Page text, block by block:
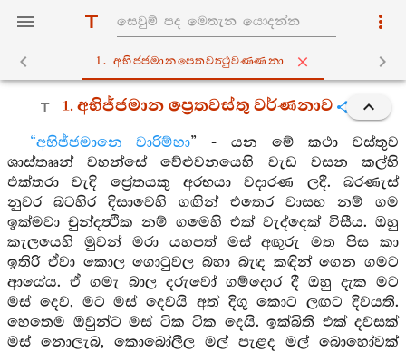
1. අභිජ‍්ජමානපෙතවත්‍ථුවණ‍්ණනා
1. අභිජ්ජමාන ප්‍රෙතවස්තු වර්ණනාව
“අභිජ්ජමානෙ වාරිම්හා” - යන මේ කථා වස්තුව
ශාස්තෲන් වහන්සේ වේළුවනයෙහි වැඩ වසන කල්හි
එක්තරා වැදි ප්‍රේතයකු අරභයා වදාරණ ලදී. බරණැස්
නුවර බටහිර දිසාවෙහි ගඟින් එතෙර වාසභ නම් ගම
ඉක්මවා චුන්දත්‍ථික නම් ගමෙහි එක් වැද්දෙක් විසීය. ඔහු
කැලයෙහි මුවන් මරා යහපත් මස් අඟුරු මත පිස කා
ඉතිරි ඒවා කොල ගොටුවල බහා බැඳ කඳින් ගෙන ගමට
ආයේය. ඒ ගමැ බාල දරුවෝ ගම්දොර දී ඔහු දැක මට
මස් දෙව, මට මස් දෙවයි අත් දිගු කොට ලඟට දිවයති.
හෙතෙම ඔවුන්ට මස් ටික ටික දෙයි. ඉක්බිති එක් දවසක්
මස් නොලැබ, කොබෝලීල මල් පැළද මල් බොහෝවක්